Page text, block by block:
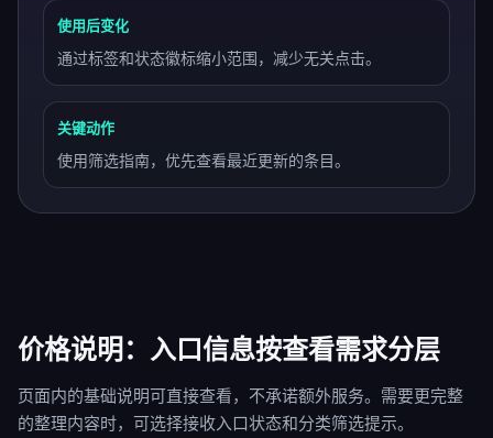
使用后变化
通过标签和状态徽标缩小范围，减少无关点击。
关键动作
使用筛选指南，优先查看最近更新的条目。
价格说明：入口信息按查看需求分层
页面内的基础说明可直接查看，不承诺额外服务。需要更完整
的整理内容时，可选择接收入口状态和分类筛选提示。